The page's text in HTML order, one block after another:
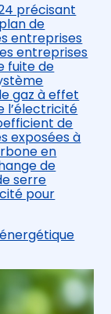
précisant
de
entreprises
entreprises
fuite de
gaz à effet
l’électricité
de
exposées à
en
de
serre
pour